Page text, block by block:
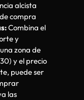
alcista
compra
Combina el
y
zona de
y el precio
puede ser
las